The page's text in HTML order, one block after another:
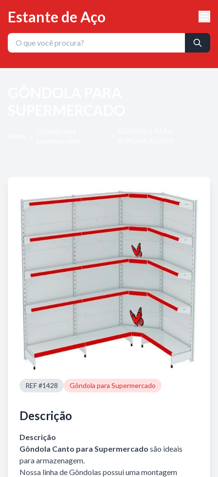
Estante de Aço
REF #1428 Gôndola para Supermercado
Descrição
Descrição
Gôndola Canto para Supermercado são ideais
para armazenagem.
Nossa linha de Gôndolas possui uma montagem